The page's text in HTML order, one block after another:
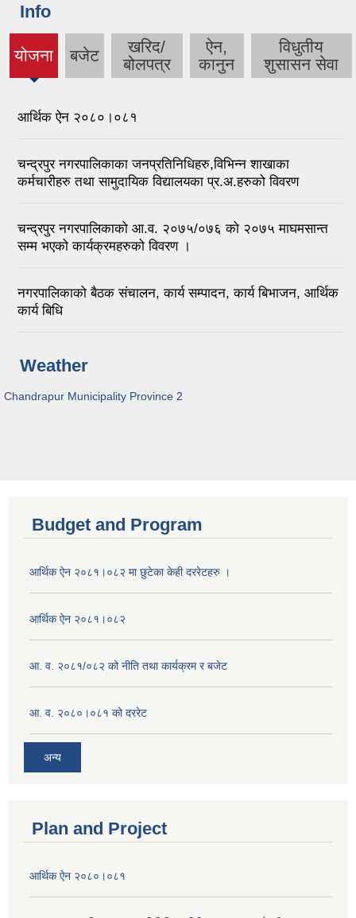
Info
योजना
(active
tab)
बजेट
खरिद/
बोलपत्र
ऐन,
कानुन
विधुतीय
शुसासन सेवा
आर्थिक ऐन २०८०।०८१
चन्द्रपुर नगरपालिकाका जनप्रतिनिधिहरु,विभिन्न शाखाका
कर्मचारीहरु तथा सामुदायिक विद्यालयका प्र.अ.हरुको विवरण
चन्द्रपुर नगरपालिकाको आ.व. २०७५/०७६ को २०७५ माघमसान्त
सम्म भएको कार्यक्रमहरुको विवरण ।
नगरपालिकाको बैठक संचालन, कार्य सम्पादन, कार्य बिभाजन, आर्थिक
कार्य बिधि
Weather
Chandrapur Municipality Province 2
Budget and Program
आर्थिक ऐन २०८१।०८२ मा छुटेका केही दररेटहरु ।
आर्थिक ऐन २०८१।०८२
आ. व. २०८१/०८२ को नीति तथा कार्यक्रम र बजेट
आ. व. २०८०।०८१ को दररेट
अन्य
Plan and Project
आर्थिक ऐन २०८०।०८१